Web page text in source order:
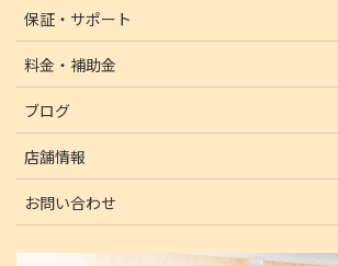
保証・サポート
料金・補助金
ブログ
店舗情報
お問い合わせ